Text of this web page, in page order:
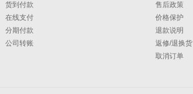
货到付款
在线支付
分期付款
公司转账
售后政策
价格保护
退款说明
返修/退换货
取消订单